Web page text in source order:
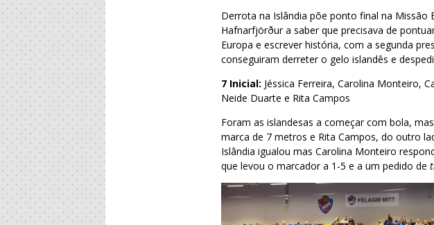
Derrota na Islândia põe ponto final na Missão
Hafnarfjörður a saber que precisava de
Europa e escrever história, com a segunda
conseguiram derreter o gelo islandês e
7 Inicial: Jéssica Ferreira, Carolina Monteiro,
Neide Duarte e Rita Campos
Foram as islandesas a começar com bola,
marca de 7 metros e Rita Campos, do outro
Islândia igualou mas Carolina Monteiro
que levou o marcador a 1-5 e a um pedido de